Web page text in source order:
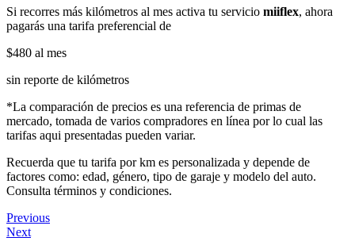
Si recorres más kilómetros al mes activa tu servicio miiflex, ahora
pagarás una tarifa preferencial de
$480 al mes
sin reporte de kilómetros
*La comparación de precios es una referencia de primas de
mercado, tomada de varios compradores en línea por lo cual las
tarifas aqui presentadas pueden variar.
Recuerda que tu tarifa por km es personalizada y depende de
factores como: edad, género, tipo de garaje y modelo del auto.
Consulta términos y condiciones.
Previous
Next